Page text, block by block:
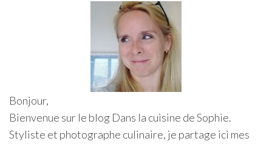
Bonjour,
Bienvenue sur le blog Dans la cuisine de Sophie.
Styliste et photographe culinaire, je partage ici mes